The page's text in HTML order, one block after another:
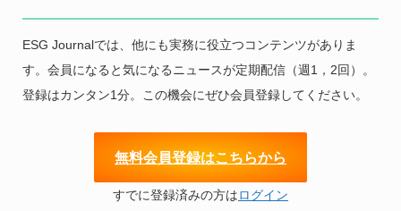
ESG Journalでは、他にも実務に役立つコンテンツがありま
す。会員になると気になるニュースが定期配信（週1，2回）。
登録はカンタン1分。この機会にぜひ会員登録してください。
無料会員登録はこちらから
すでに登録済みの方はログイン